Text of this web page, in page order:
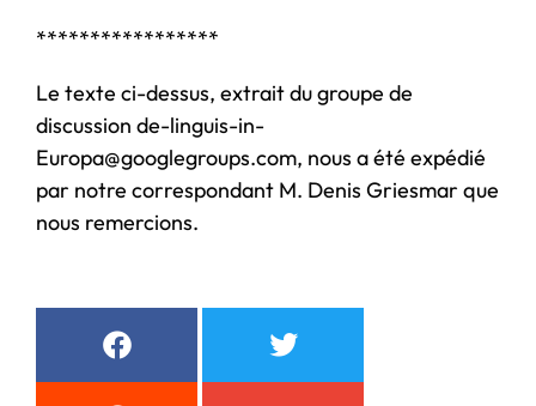
*****************
Le texte ci-dessus, extrait du groupe de
discussion de-linguis-in-
Europa@googlegroups.com, nous a été expédié
par notre correspondant M. Denis Griesmar que
nous remercions.